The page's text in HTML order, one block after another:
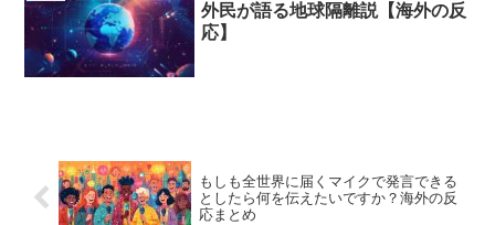
外民が語る地球隔離説【海外の反
応】
もしも全世界に届くマイクで発言できる
としたら何を伝えたいですか？海外の反
応まとめ